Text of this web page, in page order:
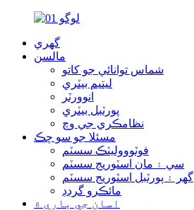
گهري
مالسن
شماس توانائي جو کاتو
ليتيم بيٽري
انوورٽر
پورٽبل بيٽري
نظامڪري جي وچ
مسئلا جو سو چڪ
فوٽوووليٽڪ سسٽم
سي ۽ مان اسٽوريج سسٽم
گهر ۽ پورٽبل اسٽوريج سسٽم
مائڪرو گرڊڊ
اسان جي باري ۾